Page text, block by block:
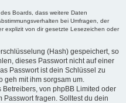
Boards, dass weitere Daten
bei Umfragen, der
explizit von dir gesetzte Lesezeichen oder
(Hash) gespeichert, so
dieses Passwort nicht auf einer
Passwort ist dein Schlüssel zu
geh mit ihm sorgsam um.
von phpBB Limited oder
fragen. Solltest du dein